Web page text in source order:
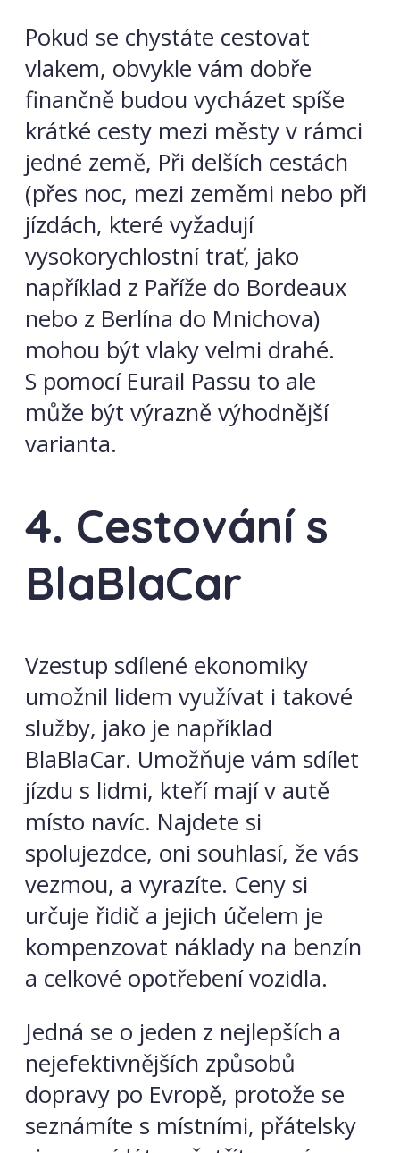
Pokud se chystáte cestovat
vlakem, obvykle vám dobře
finančně budou vycházet spíše
krátké cesty mezi městy v rámci
jedné země, Při delších cestách
(přes noc, mezi zeměmi nebo při
jízdách, které vyžadují
vysokorychlostní trať, jako
například z Paříže do Bordeaux
nebo z Berlína do Mnichova)
mohou být vlaky velmi drahé.
S pomocí Eurail Passu to ale
může být výrazně výhodnější
varianta.
4. Cestování s
BlaBlaCar
Vzestup sdílené ekonomiky
umožnil lidem využívat i takové
služby, jako je například
BlaBlaCar. Umožňuje vám sdílet
jízdu s lidmi, kteří mají v autě
místo navíc. Najdete si
spolujezdce, oni souhlasí, že vás
vezmou, a vyrazíte. Ceny si
určuje řidič a jejich účelem je
kompenzovat náklady na benzín
a celkové opotřebení vozidla.
Jedná se o jeden z nejlepších a
nejefektivnějších způsobů
dopravy po Evropě, protože se
seznámíte s místními, přátelsky